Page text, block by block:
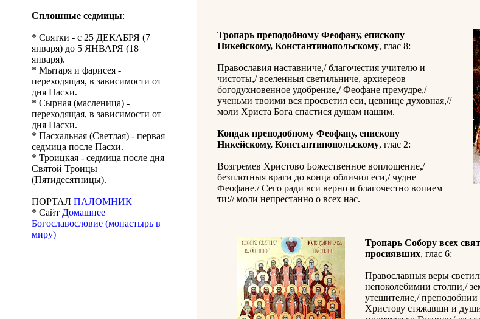
Сплошные седмицы:
* Святки - с 25 ДЕКАБРЯ (7
января) до 5 ЯНВАРЯ (18
января).
* Мытаря и фарисея -
переходящая, в зависимости от
дня Пасхи.
* Сырная (масленица) -
переходящая, в зависимости от
дня Пасхи.
* Пасхальная (Светлая) - первая
седмица после Пасхи.
* Троицкая - седмица после дня
Святой Троицы
(Пятидесятницы).
ПОРТАЛ ПАЛОМНИК
* Сайт Домашнее
Богославословие (монастырь в
миру)
Тропарь преподобному Феофану, епископу
Никейскому, Константинопольскому, глас 8:
Православия наставниче,/ благочестия учителю и
чистоты,/ вселенныя светильниче, архиереов
богодухновенное удобрение,/ Феофане премудре,/
ученьми твоими вся просветил еси, цевнице духовная,//
моли Христа Бога спастися душам нашим.
Кондак преподобному Феофану, епископу
Никейскому, Константинопольскому, глас 2:
Возгремев Христово Божественное воплощение,/
безплотныя враги до конца обличил еси,/ чудне
Феофане./ Сего ради вси верно и благочестно вопием
ти:// моли непрестанно о всех нас.
Тропарь Собору всех
просиявших, глас 6:
Православныя веры
непоколебимии столпи,/
утешителие,/
Христову стяжавши и